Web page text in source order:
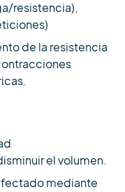
resistencia),
de la resistencia
el volumen.
mediante